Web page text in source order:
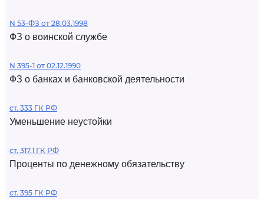
N 53-ФЗ от 28.03.1998
ФЗ о воинской службе
N 395-1 от 02.12.1990
ФЗ о банках и банковской деятельности
ст. 333 ГК РФ
Уменьшение неустойки
ст. 317.1 ГК РФ
Проценты по денежному обязательству
ст. 395 ГК РФ